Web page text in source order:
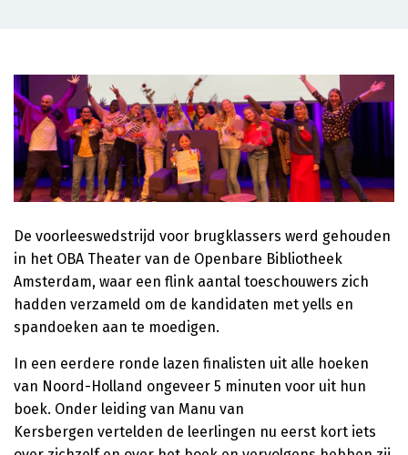
De voorleeswedstrijd voor brugklassers werd gehouden
in het OBA Theater van de Openbare Bibliotheek
Amsterdam, waar een flink aantal toeschouwers zich
hadden verzameld om de kandidaten met yells en
spandoeken aan te moedigen.
In een eerdere ronde lazen finalisten uit alle hoeken
van Noord-Holland ongeveer 5 minuten voor uit hun
boek. Onder leiding van Manu van
Kersbergen vertelden de leerlingen nu eerst kort iets